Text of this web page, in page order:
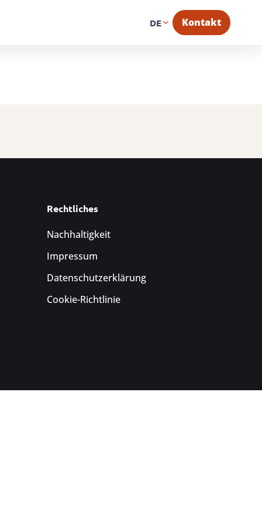
DE Kontakt
Rechtliches
Nachhaltigkeit
Impressum
Datenschutzerklärung
Cookie-Richtlinie